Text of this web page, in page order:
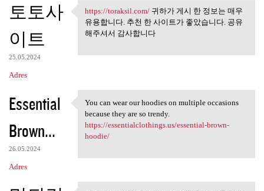
토토사
이트
25.05.2024
Adres
https://toraksil.com/ 귀하가 게시
https://toraksil.com/귀하가 게시 한 정보는 매우
유용합니다. 추천 한 사이트가 좋았습니다. 공유
해주셔서 감사합니다
Essential
Brown...
26.05.2024
Adres
You can wear our hoodies on
You can wear our hoodies on multiple occasions
because they are so trendy.
https://essentialclothings.us/essential-brown-
hoodie/